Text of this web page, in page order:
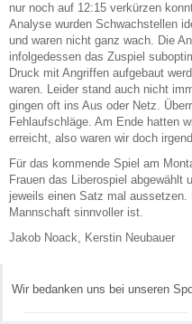
nur noch auf 12:15 verkürzen
Analyse wurden Schwachstellen
und waren nicht ganz wach. Die
infolgedessen das Zuspiel
Druck mit Angriffen aufgebaut
waren. Leider stand auch nicht
gingen oft ins Aus oder Netz.
Fehlaufschläge. Am Ende hatten
erreicht, also waren wir doch
Für das kommende Spiel am
Frauen das Liberospiel abgewählt
jeweils einen Satz mal
Mannschaft sinnvoller ist.
Jakob Noack, Kerstin Neubauer
Wir bedanken uns bei unseren